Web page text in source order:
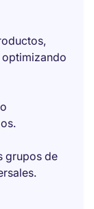
grupos de